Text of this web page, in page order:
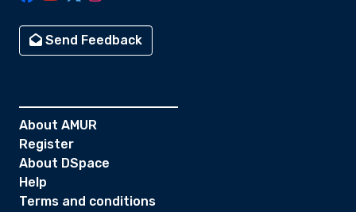
Send Feedback
About AMUR
Register
About DSpace
Help
Terms and conditions